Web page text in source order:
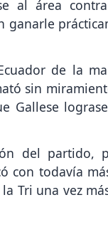
al área
ganarle
de la
sin
Gallese
del partido,
con todavía
Tri una vez